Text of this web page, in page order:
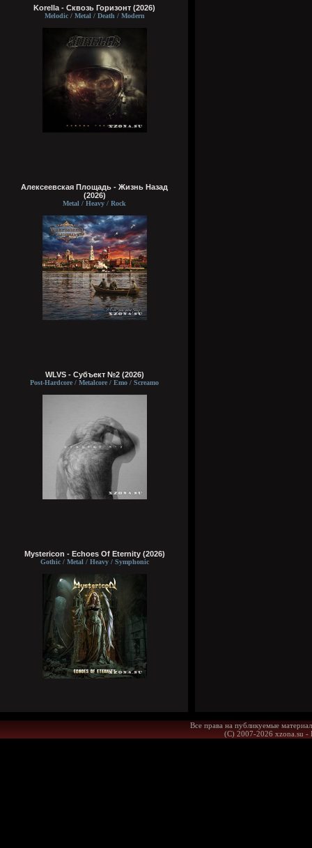
Korella - Сквозь Горизонт (2026)
Melodic / Metal / Death / Modern
Алексеевская Площадь - Жизнь Назад
(2026)
Metal / Heavy / Rock
WLVS - Субъект №2 (2026)
Post-Hardcore / Metalcore / Emo / Screamo
Mystericon - Echoes Of Eternity (2026)
Gothic / Metal / Heavy / Symphonic
Все права на публикуемые
(С) 2007-2026 xzona.su -